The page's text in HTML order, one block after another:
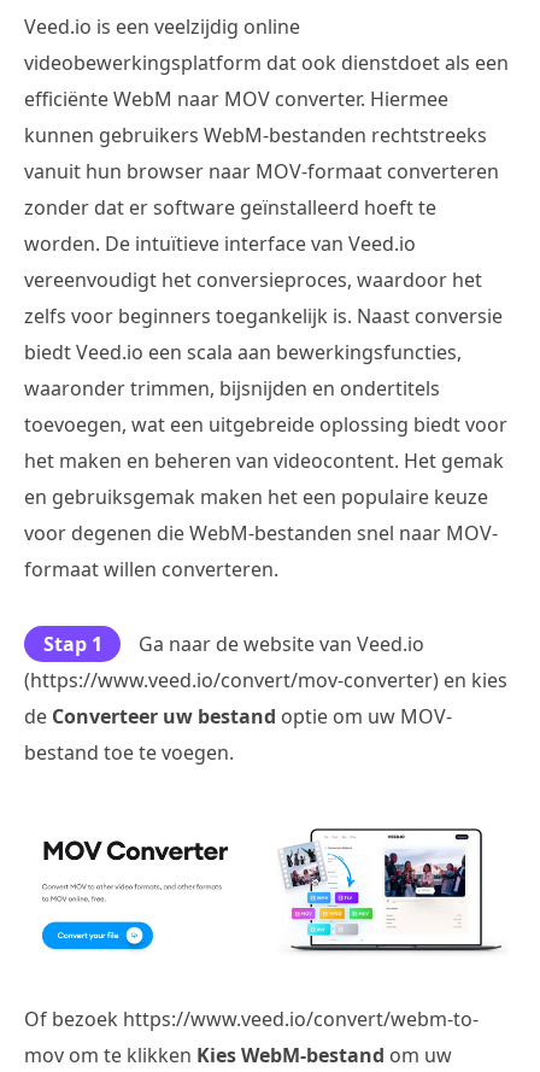
Veed.io is een veelzijdig online
videobewerkingsplatform dat ook dienstdoet als een
efficiënte WebM naar MOV converter. Hiermee
kunnen gebruikers WebM-bestanden rechtstreeks
vanuit hun browser naar MOV-formaat converteren
zonder dat er software geïnstalleerd hoeft te
worden. De intuïtieve interface van Veed.io
vereenvoudigt het conversieproces, waardoor het
zelfs voor beginners toegankelijk is. Naast conversie
biedt Veed.io een scala aan bewerkingsfuncties,
waaronder trimmen, bijsnijden en ondertitels
toevoegen, wat een uitgebreide oplossing biedt voor
het maken en beheren van videocontent. Het gemak
en gebruiksgemak maken het een populaire keuze
voor degenen die WebM-bestanden snel naar MOV-
formaat willen converteren.
Stap 1
Ga naar de website van Veed.io
(https://www.veed.io/convert/mov-converter) en kies
de Converteer uw bestand optie om uw MOV-
bestand toe te voegen.
Of bezoek https://www.veed.io/convert/webm-to-
mov om te klikken Kies WebM-bestand om uw